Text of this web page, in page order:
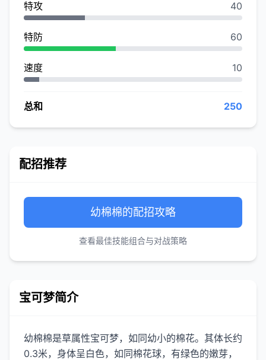
特攻 40
特防 60
速度 10
总和 250
配招推荐
幼棉棉的配招攻略
查看最佳技能组合与对战策略
宝可梦简介
幼棉棉是草属性宝可梦，如同幼小的棉花。其体长约
0.3米，身体呈白色，如同棉花球，有绿色的嫩芽，